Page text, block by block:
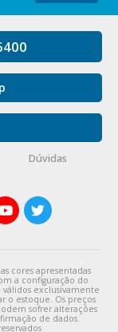
Dúvidas
cores apresentadas
a configuração do
exclusivamente
o estoque. Os preços
sofrer alterações
de dados.